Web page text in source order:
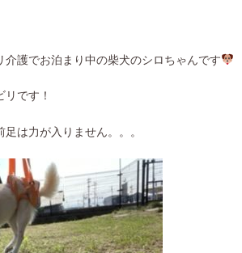
介護でお泊まり中の柴犬のシロちゃんです
です！
は力が入りません。。。